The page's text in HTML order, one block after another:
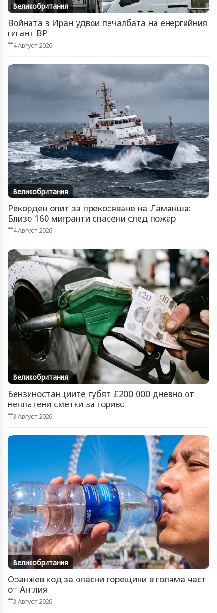
Великобритания
Войната в Иран удвои печалбата на енергийния
гигант BP
4 Август 2026
Великобритания
Рекорден опит за прекосяване на Ламанша:
Близо 160 мигранти спасени след пожар
4 Август 2026
Великобритания
Бензиностанциите губят £200 000 дневно от
неплатени сметки за гориво
3 Август 2026
Великобритания
Оранжев код за опасни горещини в голяма част
от Англия
3 Август 2026